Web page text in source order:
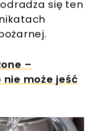
się ten
–
może jeść